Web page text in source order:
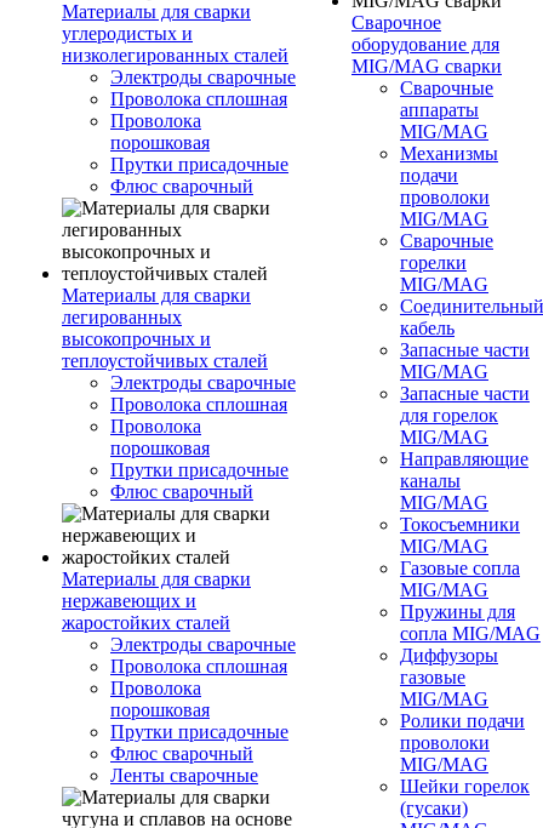
Материалы для сварки
углеродистых и
низколегированных сталей
Электроды сварочные
Проволока сплошная
Проволока
порошковая
Прутки присадочные
Флюс сварочный
Материалы для сварки
легированных
высокопрочных и
теплоустойчивых сталей
Электроды сварочные
Проволока сплошная
Проволока
порошковая
Прутки присадочные
Флюс сварочный
Материалы для сварки
нержавеющих и
жаростойких сталей
Электроды сварочные
Проволока сплошная
Проволока
порошковая
Прутки присадочные
Флюс сварочный
Ленты сварочные
Сварочное
оборудование для
MIG/MAG сварки
Сварочные
аппараты
MIG/MAG
Механизмы
подачи
проволоки
MIG/MAG
Сварочные
горелки
MIG/MAG
Соединительный
кабель
Запасные части
MIG/MAG
Запасные части
для горелок
MIG/MAG
Направляющие
каналы
MIG/MAG
Токосъемники
MIG/MAG
Газовые сопла
MIG/MAG
Пружины для
сопла MIG/MAG
Диффузоры
газовые
MIG/MAG
Ролики подачи
проволоки
MIG/MAG
Шейки горелок
(гусаки)